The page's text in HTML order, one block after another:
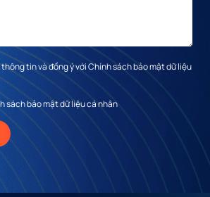
thông tin và đồng ý với Chính sách bảo mật dữ liệu
sách bảo mật dữ liệu cá nhân